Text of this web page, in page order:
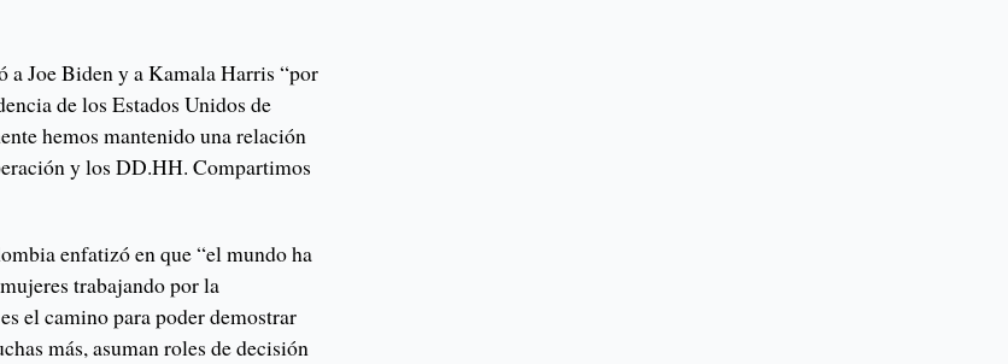
Joe Biden y a Kamala Harris “por
de los Estados Unidos de
hemos mantenido una relación
y los DD.HH. Compartimos
enfatizó en que “el mundo ha
trabajando por la
el camino para poder demostrar
más, asuman roles de decisión